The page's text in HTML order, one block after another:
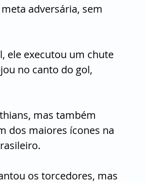
adversária, sem
ele executou um chute
no canto do gol,
mas também
dos maiores ícones na
os torcedores, mas